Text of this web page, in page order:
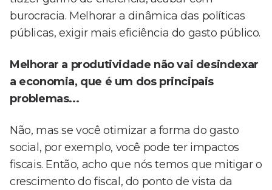
burocracia. Melhorar a dinâmica das políticas
públicas, exigir mais eficiência do gasto público.
Melhorar a produtividade não vai desindexar
a economia, que é um dos principais
problemas...
Não, mas se você otimizar a forma do gasto
social, por exemplo, você pode ter impactos
fiscais. Então, acho que nós temos que mitigar o
crescimento do fiscal, do ponto de vista da